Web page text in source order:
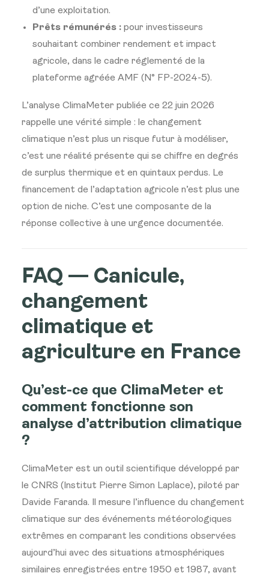
d’une exploitation.
Prêts rémunérés : pour investisseurs
souhaitant combiner rendement et impact
agricole, dans le cadre réglementé de la
plateforme agréée AMF (N° FP-2024-5).
L’analyse ClimaMeter publiée ce 22 juin 2026
rappelle une vérité simple : le changement
climatique n’est plus un risque futur à modéliser,
c’est une réalité présente qui se chiffre en degrés
de surplus thermique et en quintaux perdus. Le
financement de l’adaptation agricole n’est plus une
option de niche. C’est une composante de la
réponse collective à une urgence documentée.
FAQ — Canicule,
changement
climatique et
agriculture en France
Qu’est-ce que ClimaMeter et
comment fonctionne son
analyse d’attribution climatique
?
ClimaMeter est un outil scientifique développé par
le CNRS (Institut Pierre Simon Laplace), piloté par
Davide Faranda. Il mesure l’influence du changement
climatique sur des événements météorologiques
extrêmes en comparant les conditions observées
aujourd’hui avec des situations atmosphériques
similaires enregistrées entre 1950 et 1987, avant